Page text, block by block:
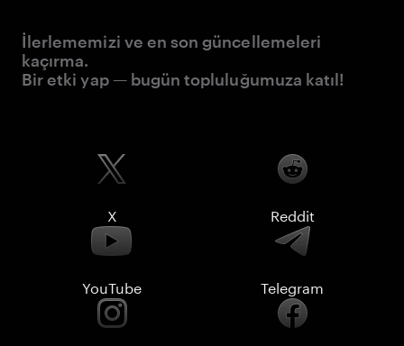
İlerlememizi ve en son güncellemeleri
kaçırma.
Bir etki yap — bugün topluluğumuza katıl!
X Reddit
YouTube Telegram